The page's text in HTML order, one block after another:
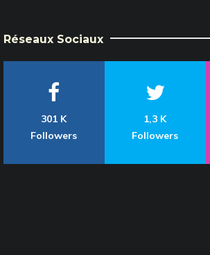
Réseaux Sociaux
301 K
Followers
1,3 K
Followers